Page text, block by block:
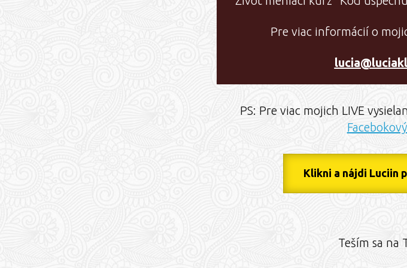
Pre viac informácií o
PS: Pre viac mojich LIVE
Klikni a nájdi Luciin
Teším sa na